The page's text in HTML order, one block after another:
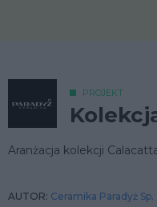
PROJEKT
Aranżacja kolekcji
AUTOR: Ceramika Paradyż Sp.